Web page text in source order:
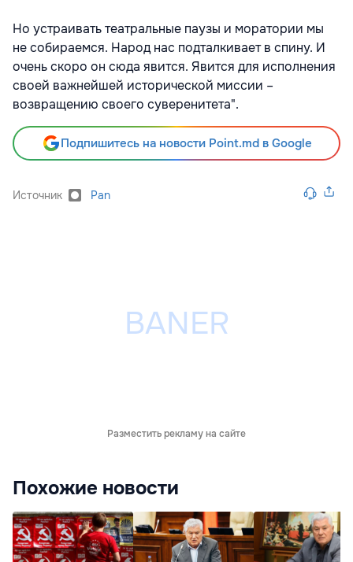
Но устраивать театральные паузы и моратории мы
не собираемся. Народ нас подталкивает в спину. И
очень скоро он сюда явится. Явится для исполнения
своей важнейшей исторической миссии –
возвращению своего суверенитета".
Подпишитесь на новости Point.md в Google
Источник Pan
Разместить рекламу на сайте
Похожие новости